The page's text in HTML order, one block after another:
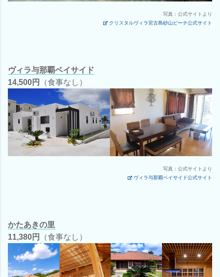
写真：公式サイトより
クリスタルヴィラ宮古島砂山ビーチ公式サイト
ヴィラ与那覇ベイサイド
14,500円
（食事なし）
写真：公式サイトより
ヴィラ与那覇ベイサイド公式サイト
かたあきの里
11,380円
（食事なし）